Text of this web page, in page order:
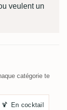
veulent un
catégorie te
🍹 En cocktail